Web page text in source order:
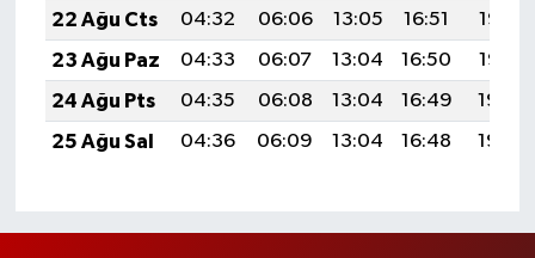
22 Ağu Cts
04:32 06:06 13:05 16:51
19:53
23 Ağu Paz
04:33 06:07 13:04 16:50
19:52
24 Ağu Pts
04:35 06:08 13:04 16:49
19:50
25 Ağu Sal
04:36 06:09 13:04 16:48 19:49